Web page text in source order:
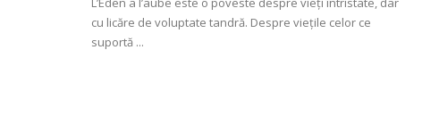
cu licăre de voluptate tandră. Despre vieţile celor ce
suportă ...